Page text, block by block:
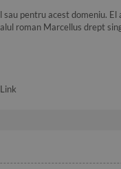
pentru acest domeniu.
roman Marcellus drept
Link